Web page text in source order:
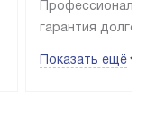
гарантия
и Санкт-
Показать ещё